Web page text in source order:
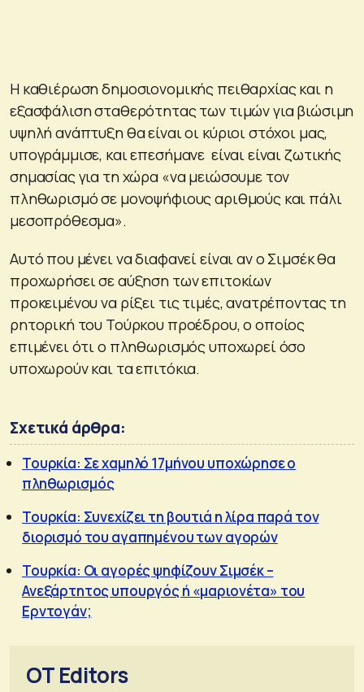
Η καθιέρωση δημοσιονομικής πειθαρχίας και η
εξασφάλιση σταθερότητας των τιμών για βιώσιμη
υψηλή ανάπτυξη θα είναι οι κύριοι στόχοι μας,
υπογράμμισε, και επεσήμανε είναι είναι ζωτικής
σημασίας για τη χώρα «να μειώσουμε τον
πληθωρισμό σε μονοψήφιους αριθμούς και πάλι
μεσοπρόθεσμα».
Αυτό που μένει να διαφανεί είναι αν ο Σιμσέκ θα
προχωρήσει σε αύξηση των επιτοκίων
προκειμένου να ρίξει τις τιμές, ανατρέποντας τη
ρητορική του Τούρκου προέδρου, ο οποίος
επιμένει ότι ο πληθωρισμός υποχωρεί όσο
υποχωρούν και τα επιτόκια.
Σχετικά άρθρα:
Τουρκία: Σε χαμηλό 17μήνου υποχώρησε ο
πληθωρισμός
Τουρκία: Συνεχίζει τη βουτιά η λίρα παρά τον
διορισμό του αγαπημένου των αγορών
Τουρκία: Οι αγορές ψηφίζουν Σιμσέκ –
Ανεξάρτητος υπουργός ή «μαριονέτα» του
Ερντογάν;
OT Editors